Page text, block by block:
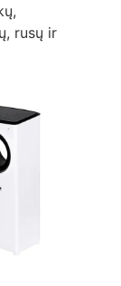
rusų ir